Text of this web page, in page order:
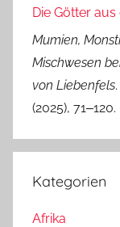
Die Götter
Mumien,
Mischwesen
von Liebenfels
(2025), 71‒120.
Kategorien
Afrika